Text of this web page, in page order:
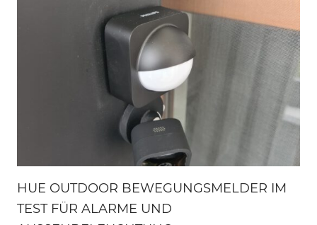
HUE OUTDOOR BEWEGUNGSMELDER IM
TEST FÜR ALARME UND